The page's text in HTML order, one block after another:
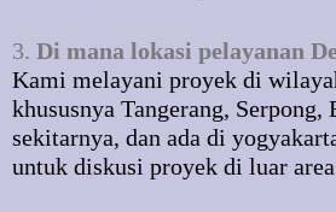
3. Di mana lokasi pelayanan
Kami melayani proyek di
khususnya Tangerang, Serpong,
sekitarnya, dan ada di
untuk diskusi proyek di luar